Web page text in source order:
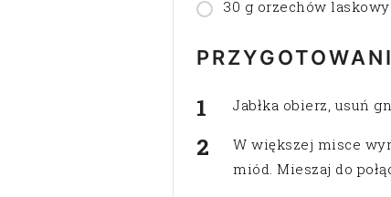
30 g orzechów
Jabłka obierz, usuń
W większej misce
miód. Mieszaj do